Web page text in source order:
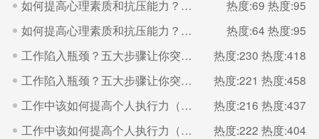
如何提高心理素质和抗压能力？（二）
热度:69 热度:95
如何提高心理素质和抗压能力？（一）
热度:64 热度:95
工作陷入瓶颈？五大步骤让你突破（二）
热度:230 热度:418
工作陷入瓶颈？五大步骤让你突破（一）
热度:221 热度:458
工作中该如何提高个人执行力（二）
热度:216 热度:437
工作中该如何提高个人执行力（一）
热度:222 热度:404